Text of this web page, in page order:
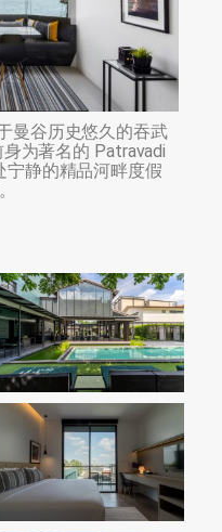
曼谷历史悠久的吞武
为著名的 Patravadi
宁静的精品河畔度假